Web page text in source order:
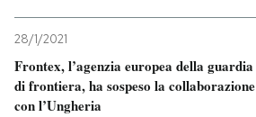
28/1/2021
Frontex, l’agenzia europea della guardia
di frontiera, ha sospeso la collaborazione
con l’Ungheria